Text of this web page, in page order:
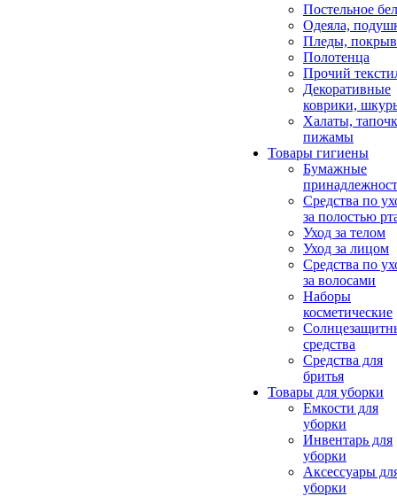
Постельное
Одеяла,
Пледы,
Полотенца
Прочий
Декоративные
коврики,
Халаты,
пижамы
Товары гигиены
Бумажные
Средства по
за полостью
Уход за телом
Уход за лицом
Средства по
за волосами
Наборы
косметические
средства
Средства для
бритья
Товары для уборки
Емкости для
уборки
Инвентарь для
уборки
Аксессуары
уборки